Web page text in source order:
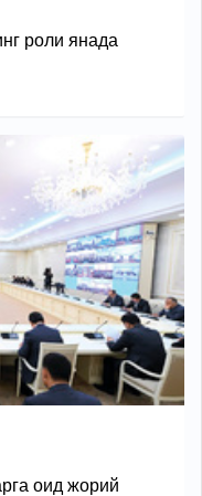
роли янада
оид жорий